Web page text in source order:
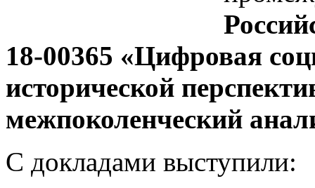
18-00365 «Цифровая
исторической
межпоколенческий
С докладами выступили: